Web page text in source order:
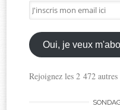
J'inscris
mon
email
ici
Oui, je veux
Rejoignez les 2 472 autres